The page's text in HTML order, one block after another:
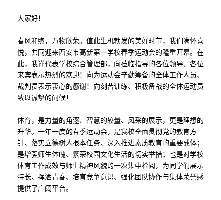
大家好！
春风和煦，万物欣荣。值此生机勃发的美好时节，我们满怀喜
悦，共同迎来西安市高新第一学校春季运动会的隆重开幕。在
此，我谨代表学校综合管理部，向莅临指导的各位领导、各位
来宾表示热烈的欢迎！向为运动会辛勤筹备的全体工作人员、
裁判员表示衷心的感谢！向刻苦训练、积极备战的全体运动员
致以诚挚的问候！
体育，是力量的角逐、智慧的较量、风采的展示，更是理想的
升华。一年一度的春季运动会，是我校全面贯彻党的教育方
针、落实立德树人根本任务、深入推进素质教育的重要载体；
是增强师生体魄、繁荣校园文化生活的切实举措；也是对学校
体育工作成效与师生精神风貌的一次集中检阅，为同学们展示
特长、挥洒青春、培育竞争意识、强化团队协作与集体荣誉感
提供了广阔平台。